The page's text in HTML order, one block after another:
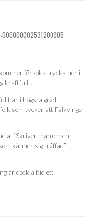
försöka trycka ner i
kraftfullt.
är i högsta grad
som tycker att Falkvinge
“Skriver man om en
känner sig träffad” –
är dock alltid ett